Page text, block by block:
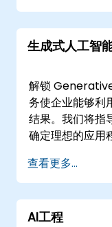
某些词语或描述
3 代表了我们在
能力上的重大飞
带来了由多年经
洞察力，这是
的顾问帮助您赋
生成类似人类的
微调，适用于对
表现出色。 如果
务可以为您提供
规模的公司合作
构师：审查您的
模式：我们共同
并部署
通过NobleProg
能够迅速上手。
生成式人工智
解锁
务使企业能够利
结果。我们将指
确定理想的应用
战制作定制的生
成功。优化流程
程，以释放宝贵
分析大量数据并
查看更多...
AI工程